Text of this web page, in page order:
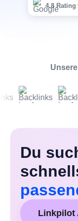
4.8 Rating
Du
Linkpilot